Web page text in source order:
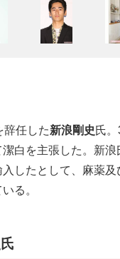
任した新浪剛史 氏
白を主張した。新浪
したとして、麻薬及
る。